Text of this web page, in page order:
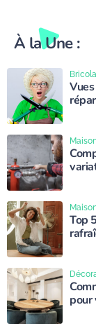
À la Une :
Top
pour